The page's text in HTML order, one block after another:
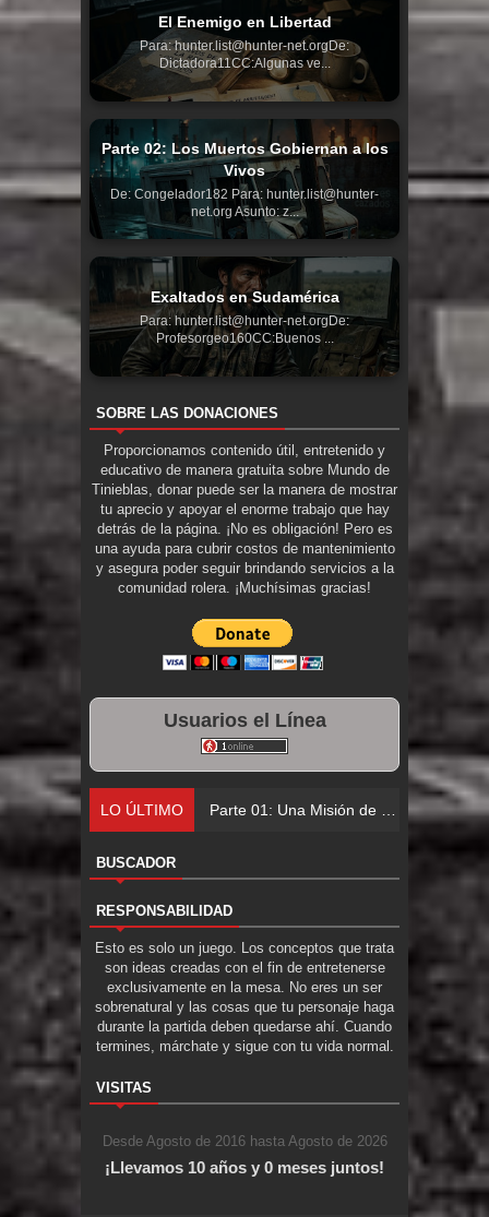
El Enemigo en Libertad
Para: hunter.list@hunter-net.orgDe:
Dictadora11CC:Algunas ve...
Parte 02: Los Muertos Gobiernan a los
Vivos
De: Congelador182 Para: hunter.list@hunter-
net.org Asunto: z...
Exaltados en Sudamérica
Para: hunter.list@hunter-net.orgDe:
Profesorgeo160CC:Buenos ...
SOBRE LAS DONACIONES
Proporcionamos contenido útil, entretenido y
educativo de manera gratuita sobre Mundo de
Tinieblas, donar puede ser la manera de mostrar
tu aprecio y apoyar el enorme trabajo que hay
detrás de la página. ¡No es obligación! Pero es
una ayuda para cubrir costos de mantenimiento
y asegura poder seguir brindando servicios a la
comunidad rolera. ¡Muchísimas gracias!
Usuarios el Línea
LO ÚLTIMO Parte 01: Una Misión de Locos
BUSCADOR
RESPONSABILIDAD
Esto es solo un juego. Los conceptos que trata
son ideas creadas con el fin de entretenerse
exclusivamente en la mesa. No eres un ser
sobrenatural y las cosas que tu personaje haga
durante la partida deben quedarse ahí. Cuando
termines, márchate y sigue con tu vida normal.
VISITAS
Desde Agosto de 2016 hasta Agosto de 2026
¡Llevamos 10 años y 0 meses juntos!